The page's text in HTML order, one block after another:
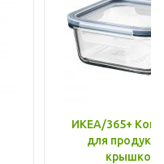
ИКЕА/365+
для
крышкой,